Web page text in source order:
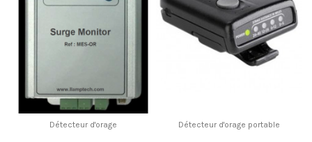
Détecteur d'orage Détecteur d'orage portable